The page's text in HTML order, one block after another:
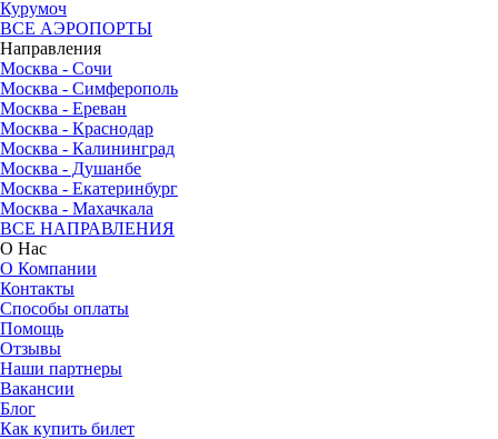
Курумоч
ВСЕ АЭРОПОРТЫ
Направления
Москва - Сочи
Москва - Симферополь
Москва - Ереван
Москва - Краснодар
Москва - Калининград
Москва - Душанбе
Москва - Екатеринбург
Москва - Махачкала
ВСЕ НАПРАВЛЕНИЯ
О Нас
О Компании
Контакты
Способы оплаты
Помощь
Отзывы
Наши партнеры
Вакансии
Блог
Как купить билет